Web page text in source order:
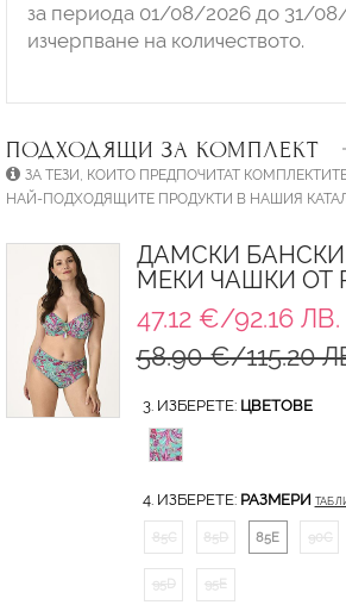
за периода 01/08/2026 до 31/
изчерпване на количеството.
ПОДХОДЯЩИ ЗА КОМПЛЕКТ
ЗА ТЕЗИ, КОИТО ПРЕДПОЧИТАТ
НАЙ-ПОДХОДЯЩИТЕ ПРОДУКТИ В НАШИЯ
ДАМСКИ БАНСКИ
МЕКИ ЧАШКИ ОТ
47.12 €/92.16 ЛВ.
58.90 €/115.20
3. ИЗБЕРЕТЕ: ЦВЕТОВЕ
4. ИЗБЕРЕТЕ: РАЗМЕРИ
85C 85D 85E 90C
95D 95E